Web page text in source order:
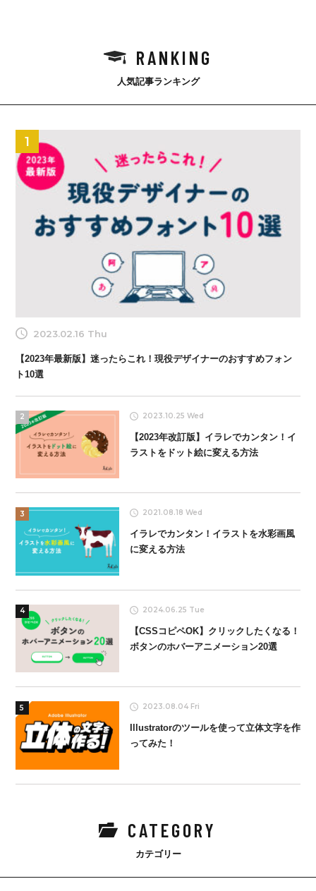
RANKING
人気記事ランキング
1
2023.02.16 Thu
【2023年最新版】迷ったらこれ！現役デザイナーのおすすめフォン
ト10選
2 2023.10.25 Wed
【2023年改訂版】イラレでカンタン！イ
ラストをドット絵に変える方法
3 2021.08.18 Wed
イラレでカンタン！イラストを水彩画風
に変える方法
4 2024.06.25 Tue
【CSSコピペOK】クリックしたくなる！
ボタンのホバーアニメーション20選
5 2023.08.04 Fri
Illustratorのツールを使って立体文字を作
ってみた！
CATEGORY
カテゴリー